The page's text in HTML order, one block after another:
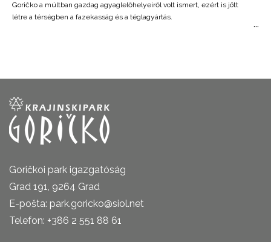
Goričko a múltban gazdag agyaglelőhelyeiről volt ismert, ezért is jött
létre a térségben a fazekasság és a téglagyártás.
Goričkoi park igazgatóság
Grad 191, 9264 Grad
E-pošta: park.goricko@siol.net
Telefon: +386 2 551 88 61